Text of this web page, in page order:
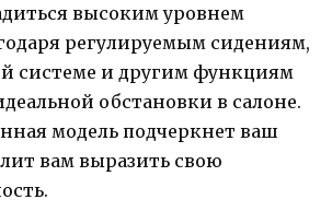
высоким уровнем
регулируемым сидениям,
системе и другим функциям
обстановки в салоне.
модель подчеркнет ваш
вам выразить свою